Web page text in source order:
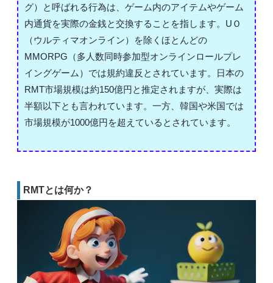
グ）と呼ばれる行為は、ゲーム内のアイテムやゲーム
内通貨を実際の金銭と交換することを指します。UＯ
（ウルティマオンライン）を除くほとんどの
MMORPG（多人数同時参加型オンラインロールプレ
イングゲーム）では規約違反とされています。日本の
RMT市場規模は約150億円と推定されますが、実際は
半額以下とも言われています。一方、韓国や米国では
市場規模が1000億円を超えているとされています。
RMTとは何か？